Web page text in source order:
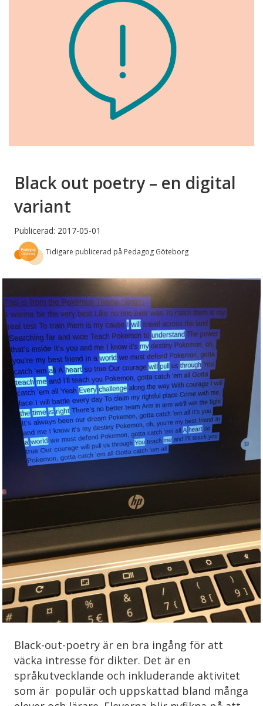
Black out poetry – en digital
variant
Publicerad: 2017-05-01
Tidigare publicerad på Pedagog Göteborg
Black-out-poetry är en bra ingång för att
väcka intresse för dikter. Det är en
språkutvecklande och inkluderande aktivitet
som är populär och uppskattad bland många